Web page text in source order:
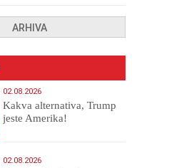
ARHIVA
02.08.2026
Kakva alternativa, Trump
jeste Amerika!
02.08.2026